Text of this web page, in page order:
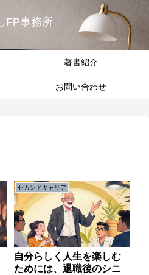
FP事務所
著書紹介
お問い合わせ
セカンドキャリア
自分らしく人生を楽しむ
ためには、退職後のシニ